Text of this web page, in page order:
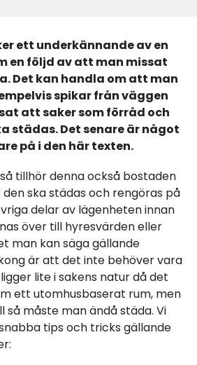
ett underkännande av en
en följd av att man missat
Det kan handla om att man
spikar från väggen
att saker som förråd och
städas. Det senare är något
på i den här texten.
tillhör denna också bostaden
ska städas och rengöras på
delar av lägenheten innan
över till hyresvärden eller
man kan säga gällande
är att det inte behöver vara
lite i sakens natur då det
ett utomhusbaserat rum, men
så måste man ändå städa. Vi
tips och tricks gällande